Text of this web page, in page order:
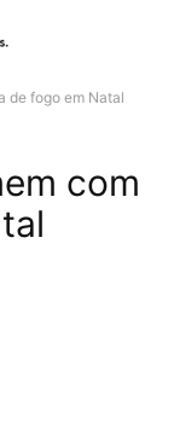
de fogo em Natal
com